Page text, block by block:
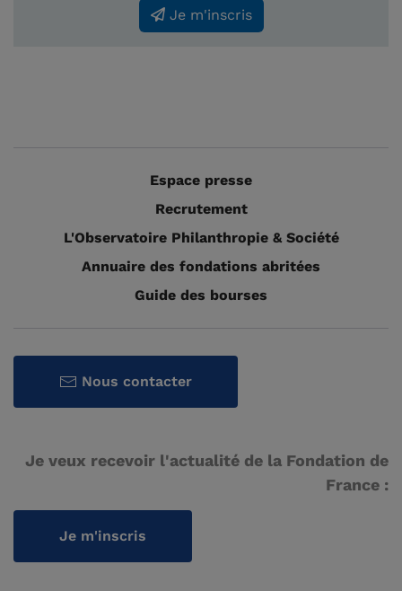
Je m'inscris
Espace presse
Recrutement
L'Observatoire Philanthropie & Société
Annuaire des fondations abritées
Guide des bourses
Nous contacter
Je veux recevoir l'actualité de la Fondation de
France :
Je m'inscris